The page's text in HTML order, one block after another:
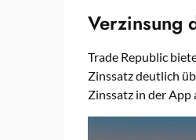
Verzinsung
Trade Republic
Zinssatz deutlich
Zinssatz in der